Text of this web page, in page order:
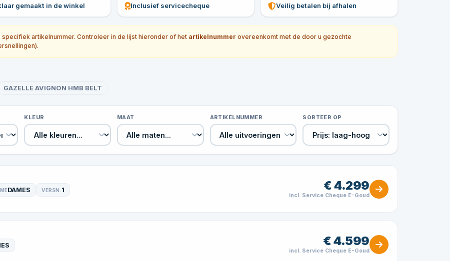
gemaakt in de winkel Inclusief servicecheque Veilig betalen bij afhalen
artikelnummer. Controleer in de lijst hieronder of het artikelnummer overeenkomt met de door u gezochte
GAZELLE AVIGNON HMB BELT
KLEUR MAAT ARTIKELNUMMER SORTEER OP
DAMES VERSN. 1
€ 4.299
incl. Service Cheque E-Goud
€ 4.599
incl. Service Cheque E-Goud